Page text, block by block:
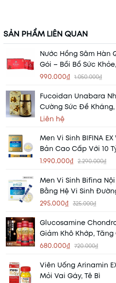
SẢN PHẨM LIÊN QUAN
Nước Hồng Sâm Hàn
Gói – Bồi Bổ Sức
990.000₫ 1.050.000₫
Fucoidan Unabara
Cường Sức Đề
Liên hệ
Men Vi Sinh BIFINA
Bản Cao Cấp Với 10
Hóa Khỏe Mạnh
1.990.000₫ 2.290.000₫
Men Vi Sinh Bifina
Bằng Hệ Vi Sinh
Khỏe Mạnh
295.000₫ 325.000₫
Glucosamine
Giảm Khô Khớp,
680.000₫ 720.000₫
Viên Uống Arinamin
Mỏi Vai Gáy, Tê Bì